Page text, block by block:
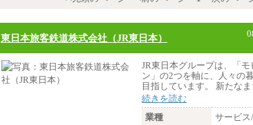
東日本旅客鉄道株式会社（JR東日本）
JR東日本グループは、「
ン」の2つを軸に、人々の
目指しています。 新たな
続きを読む
業種
サービ